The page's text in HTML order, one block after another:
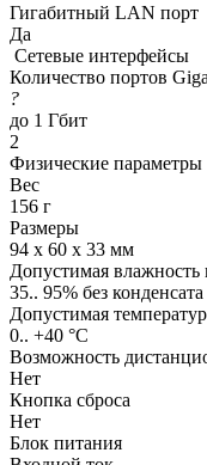
Гигабитный LAN порт
Да
Сетевые интерфейсы
Количество портов
?
до 1 Гбит
2
Физические параметры
Вес
156 г
Размеры
94 х 60 х 33 мм
Допустимая влажность
35.. 95% без конденсата
Допустимая
0.. +40 °C
Возможность
Нет
Кнопка сброса
Нет
Блок питания